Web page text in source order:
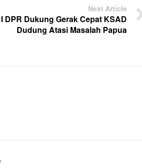
Next Article
DPR Dukung Gerak Cepat KSAD
Dudung Atasi Masalah Papua